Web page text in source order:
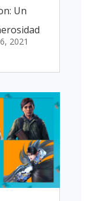
Un
2021